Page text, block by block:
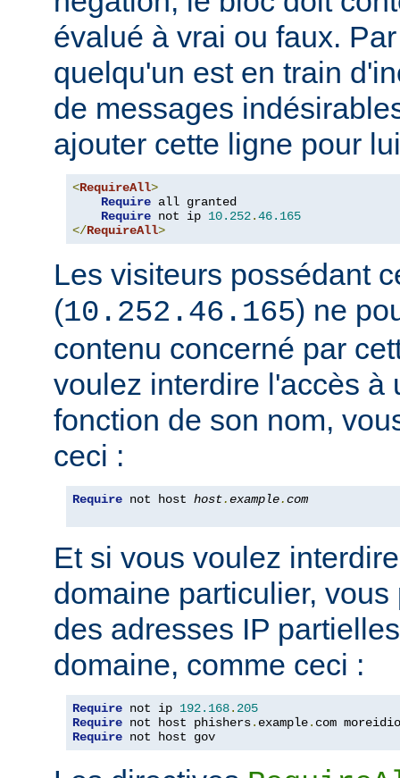
évalué à vrai ou faux.
quelqu'un est en train
de messages
ajouter cette ligne pour
<RequireAll>
Require all granted
Require not ip 10.252.46.165
</RequireAll>
Les visiteurs possédant
(10.252.46.165) ne
contenu concerné par
voulez interdire l'accès à
fonction de son nom,
ceci :
Require not host host.example.com
Et si vous voulez
domaine particulier,
des adresses IP
domaine, comme ceci :
Require not ip 192.168. 205
Require not host phishers. example. com
Require not host gov